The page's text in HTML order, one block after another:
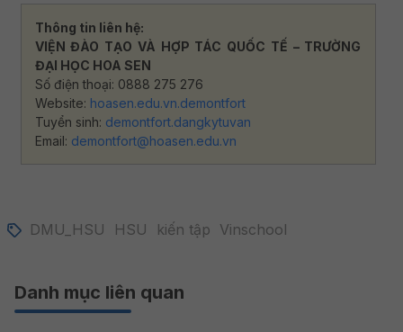
Thông tin liên hệ:
VIỆN ĐÀO TẠO VÀ HỢP TÁC QUỐC TẾ – TRƯỜNG
ĐẠI HỌC HOA SEN
Số điện thoại: 0888 275 276
Website: hoasen.edu.vn.demontfort
Tuyển sinh: demontfort.dangkytuvan
Email: demontfort@hoasen.edu.vn
DMU_HSU HSU kiến tập Vinschool
Danh mục liên quan